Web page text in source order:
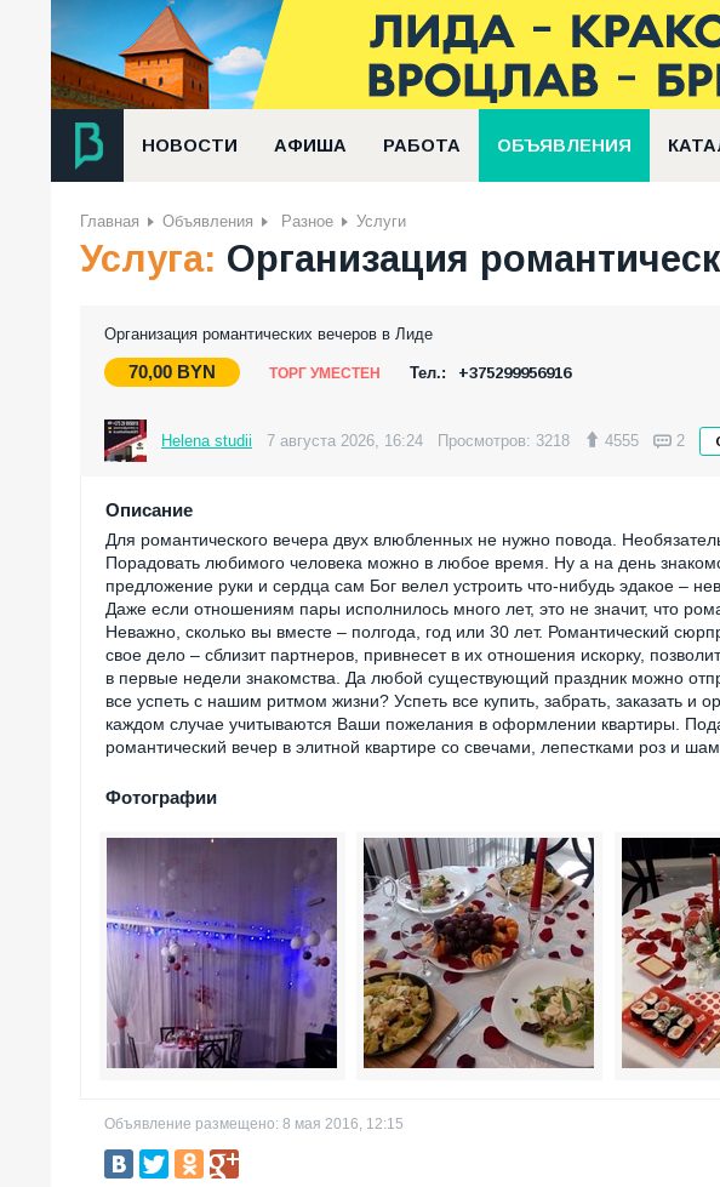
НОВОСТИ АФИША РАБОТА ОБЪЯВЛЕНИЯ
Главная Объявления Разное Услуги
Услуга: Организация
Организация романтических вечеров в Лиде
70,00 BYN ТОРГ УМЕСТЕН Тел.: +375299956916
Helena studii 7 августа 2026, 16:24 Просмотров: 3218 4555 2
Описание
Для романтического вечера двух влюбленных не нужно повода.
Порадовать любимого человека можно в любое время. Ну а на день
предложение руки и сердца сам Бог велел устроить что-нибудь эдакое –
Даже если отношениям пары исполнилось много лет, это не значит, что
Неважно, сколько вы вместе – полгода, год или 30 лет. Романтический
свое дело – сблизит партнеров, привнесет в их отношения искорку,
в первые недели знакомства. Да любой существующий праздник можно
все успеть с нашим ритмом жизни? Успеть все купить, забрать, заказать и
каждом случае учитываются Ваши пожелания в оформлении квартиры.
романтический вечер в элитной квартире со свечами, лепестками роз и
Фотографии
Объявление размещено: 8 мая 2016, 12:15